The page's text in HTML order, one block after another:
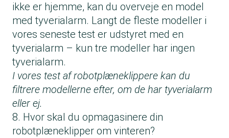
ikke er hjemme, kan du overveje en model
med tyverialarm. Langt de fleste modeller i
vores seneste test er udstyret med en
tyverialarm – kun tre modeller har ingen
tyverialarm.
I vores test af robotplæneklippere kan du
filtrere modellerne efter, om de har tyverialarm
eller ej.
8. Hvor skal du opmagasinere din
robotplæneklipper om vinteren?